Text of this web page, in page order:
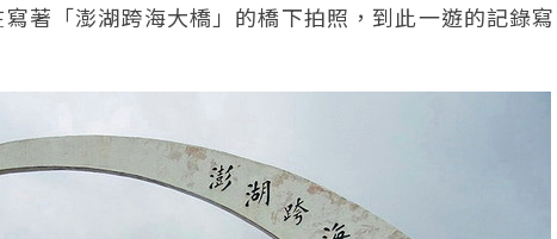
著「澎湖跨海大橋」的橋下拍照，到此一遊的記錄